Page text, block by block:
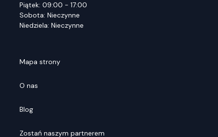
Piątek: 09:00 - 17:00
Sobota: Nieczynne
Niedziela: Nieczynne
Mapa strony
O nas
Blog
Zostań naszym partnerem